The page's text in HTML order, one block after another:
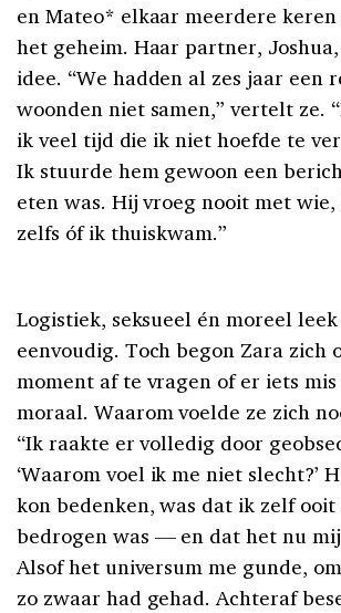
en Mateo* elkaar meerdere
het geheim. Haar partner,
idee. “We hadden al zes jaar een
woonden niet samen,” vertelt ze.
ik veel tijd die ik niet hoefde te
Ik stuurde hem gewoon een
eten was. Hij vroeg nooit met
zelfs óf ik thuiskwam.”
Logistiek, seksueel én moreel
eenvoudig. Toch begon Zara zich
moment af te vragen of er iets
moraal. Waarom voelde ze zich
“Ik raakte er volledig door
‘Waarom voel ik me niet slecht?’
kon bedenken, was dat ik zelf ooit
bedrogen was — en dat het nu
Alsof het universum me gunde,
zo zwaar had gehad. Achteraf